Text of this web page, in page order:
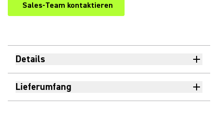
Sales-Team kontaktieren
Details
Lieferumfang